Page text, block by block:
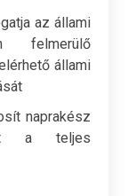
az állami
felmerülő
állami
naprakész
a teljes